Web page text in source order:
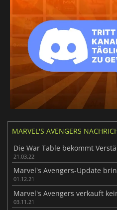
MARVEL'S AVENGERS
21.03.22
01.12.21
Marvel's Avengers verkauft
03.11.21